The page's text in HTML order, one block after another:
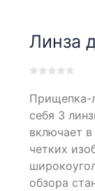
Линза
out
on
customer
ratings
Прищепка-
себя 3
включает
четких
обзора